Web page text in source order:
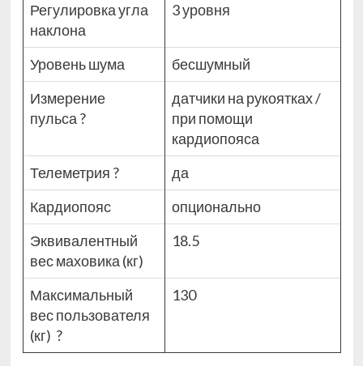
Регулировка угла
наклона
3 уровня
Уровень шума
бесшумный
Измерение
пульса ?
датчики на рукоятках /
при помощи
кардиопояса
Телеметрия ?
да
Кардиопояс
опционально
Эквивалентный
вес маховика (кг)
18.5
Максимальный
вес пользователя
(кг) ?
130